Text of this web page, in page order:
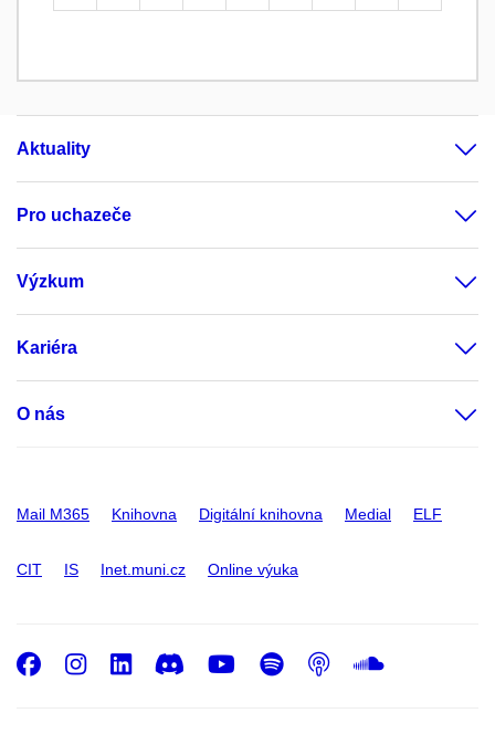
Aktuality
Pro uchazeče
Výzkum
Kariéra
O nás
Mail M365 Knihovna Digitální knihovna Medial ELF
CIT IS Inet.muni.cz Online výuka
Facebook
Instagram
LinkedIn
DiscordYoutube
Spotify
Podcast